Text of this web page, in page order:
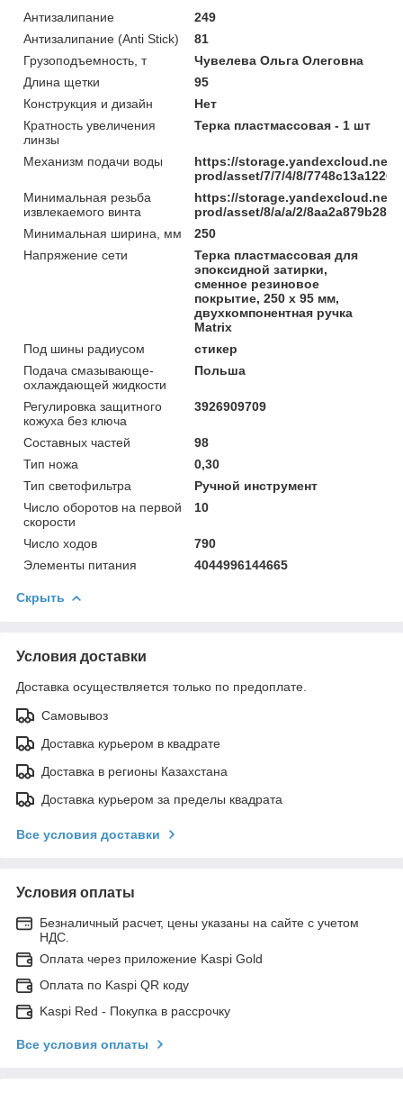
Антизалипание
249
Антизалипание (Anti Stick)
81
Грузоподъемность, т
Чувелева Ольга Олеговна
Длина щетки
95
Конструкция и дизайн
Нет
Кратность увеличения
линзы
Терка пластмассовая - 1 шт
Механизм подачи воды
https://storage.yandexcloud.net/
prod/asset/7/7/4/8/
Минимальная резьба
извлекаемого винта
https://storage.yandexcloud.net/
prod/asset/8/a/a/2/
Минимальная ширина, мм
250
Напряжение сети
Терка пластмассовая для
эпоксидной затирки,
сменное резиновое
покрытие, 250 x 95 мм,
двухкомпонентная ручка
Matrix
Под шины радиусом
стикер
Подача смазывающе-
охлаждающей жидкости
Польша
Регулировка защитного
кожуха без ключа
3926909709
Составных частей
98
Тип ножа
0,30
Тип светофильтра
Ручной инструмент
Число оборотов на первой
скорости
10
Число ходов
790
Элементы питания
4044996144665
Скрыть
Условия доставки
Доставка осуществляется только по предоплате.
Самовывоз
Доставка курьером в квадрате
Доставка в регионы Казахстана
Доставка курьером за пределы квадрата
Все условия доставки
Условия оплаты
Безналичный расчет, цены указаны на сайте с учетом
НДС.
Оплата через приложение Kaspi Gold
Оплата по Kaspi QR коду
Kaspi Red - Покупка в рассрочку
Все условия оплаты